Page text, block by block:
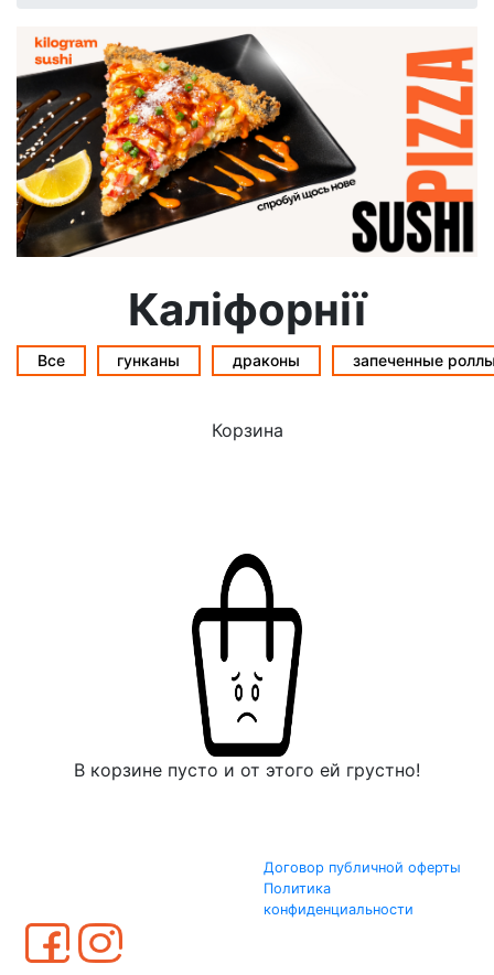
Каліфорнії
Все гунканы драконы запеченные
Корзина
В корзине пусто и от этого ей грустно!
Договор публичной оферты
Политика
конфиденциальности